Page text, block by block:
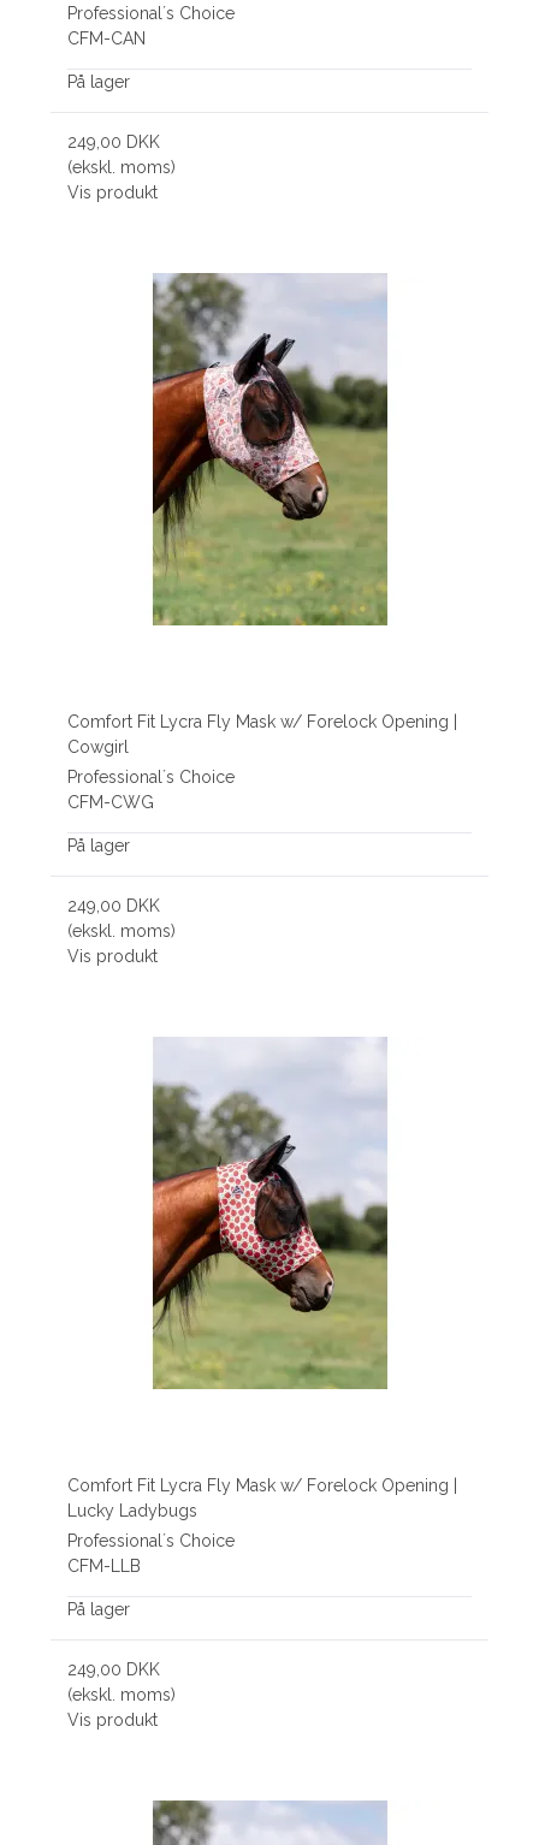
Professional´s Choice
CFM-CAN
På lager
249,00 DKK
(ekskl. moms)
Vis produkt
Comfort Fit Lycra Fly Mask w/ Forelock Opening |
Cowgirl
Professional´s Choice
CFM-CWG
På lager
249,00 DKK
(ekskl. moms)
Vis produkt
Comfort Fit Lycra Fly Mask w/ Forelock Opening |
Lucky Ladybugs
Professional´s Choice
CFM-LLB
På lager
249,00 DKK
(ekskl. moms)
Vis produkt